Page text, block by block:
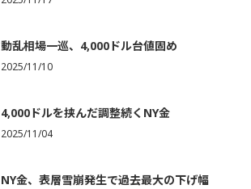
動乱相場一巡、4,000ドル台値固め
2025/11/10
4,000ドルを挟んだ調整続くNY金
2025/11/04
NY金、表層雪崩発生で過去最大の下げ幅